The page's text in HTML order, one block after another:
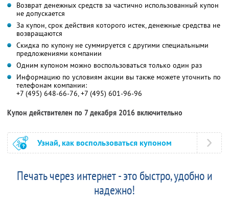
Возврат денежных средств за частично использованный купон
не допускается
За купон, срок действия которого истек, денежные средства не
возвращаются
Скидка по купону не суммируется с другими специальными
предложениями компании
Одним купоном можно воспользоваться только один раз
Информацию по условиям акции вы также можете уточнить по
телефонам компании:
+7 (495) 648-66-76, +7 (495) 601-96-96
Купон действителен по 7 декабря 2016 включительно
Узнай, как воспользоваться купоном
Печать через интернет - это быстро, удобно и
надежно!